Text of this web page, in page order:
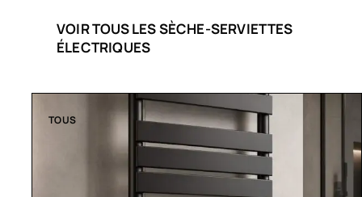
VOIR TOUS LES SÈCHE-SERVIETTES
ÉLECTRIQUES
TOUS